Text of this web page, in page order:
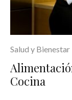
Salud y Bienestar
Cocina